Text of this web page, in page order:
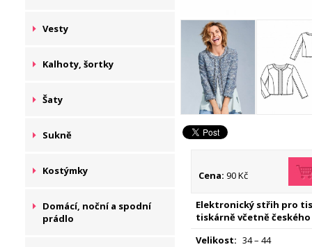
Vesty
Kalhoty, šortky
Šaty
Sukně
Kostýmky
Domácí, noční a spodní
prádlo
Cena: 90 Kč
Elektronický střih pro
tiskárně včetně českého
Velikost: 34 – 44